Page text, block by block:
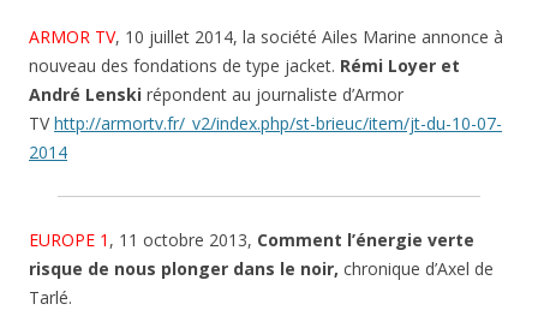
ARMOR TV, 10 juillet 2014, la société Ailes Marine annonce à
nouveau des fondations de type jacket. Rémi Loyer et
André Lenski répondent au journaliste d’Armor
TVhttp://armortv.fr/_v2/index.php/st-brieuc/item/jt-du-10-07-
2014
EUROPE 1 , 11 octobre 2013, Comment l’énergie verte
risque de nous plonger dans le noir, chronique d’Axel de
Tarlé.